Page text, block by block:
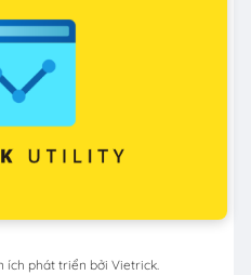
ích phát triển bởi Vietrick.